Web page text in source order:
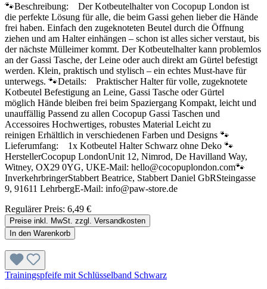
🐾Beschreibung: Der Kotbeutelhalter von Cocopup London ist
die perfekte Lösung für alle, die beim Gassi gehen lieber die Hände
frei haben. Einfach den zugeknoteten Beutel durch die Öffnung
ziehen und am Halter einhängen – schon ist alles sicher verstaut, bis
der nächste Mülleimer kommt. Der Kotbeutelhalter kann problemlos
an der Gassi Tasche, der Leine oder auch direkt am Gürtel befestigt
werden. Klein, praktisch und stylisch – ein echtes Must-have für
unterwegs. 🐾Details: Praktischer Halter für volle, zugeknotete
Kotbeutel Befestigung an Leine, Gassi Tasche oder Gürtel
möglich Hände bleiben frei beim Spaziergang Kompakt, leicht und
unauffällig Passend zu allen Cocopup Gassi Taschen und
Accessoires Hochwertiges, robustes Material Leicht zu
reinigen Erhältlich in verschiedenen Farben und Designs 🐾
Lieferumfang: 1x Kotbeutel Halter Schwarz ohne Deko 🐾
HerstellerCocopup LondonUnit 12, Nimrod, De Havilland Way,
Witney, OX29 0YG, UKE-Mail: hello@cocopuplondon.com🐾
InverkehrbringerStabbert Beatrice, Stabbert Daniel GbRSteingasse
9, 91611 LehrbergE-Mail: info@paw-store.de
Regulärer Preis: 6,49 €
Preise inkl. MwSt. zzgl. Versandkosten
In den Warenkorb
Trainingspfeife mit Schlüsselband Schwarz